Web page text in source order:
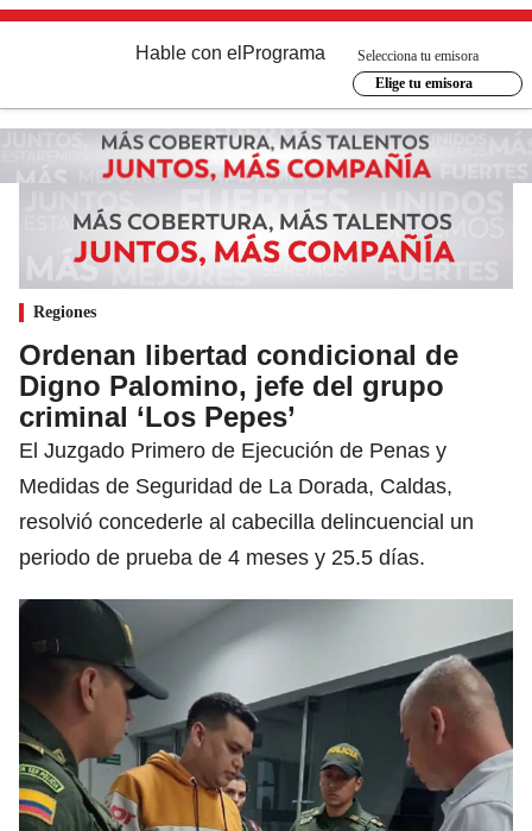
Hable con el Programa
Selecciona tu emisora
Elige tu emisora
Regiones
Ordenan libertad condicional de
Digno Palomino, jefe del grupo
criminal ‘Los Pepes’
El Juzgado Primero de Ejecución de Penas y
Medidas de Seguridad de La Dorada, Caldas,
resolvió concederle al cabecilla delincuencial un
periodo de prueba de 4 meses y 25.5 días.